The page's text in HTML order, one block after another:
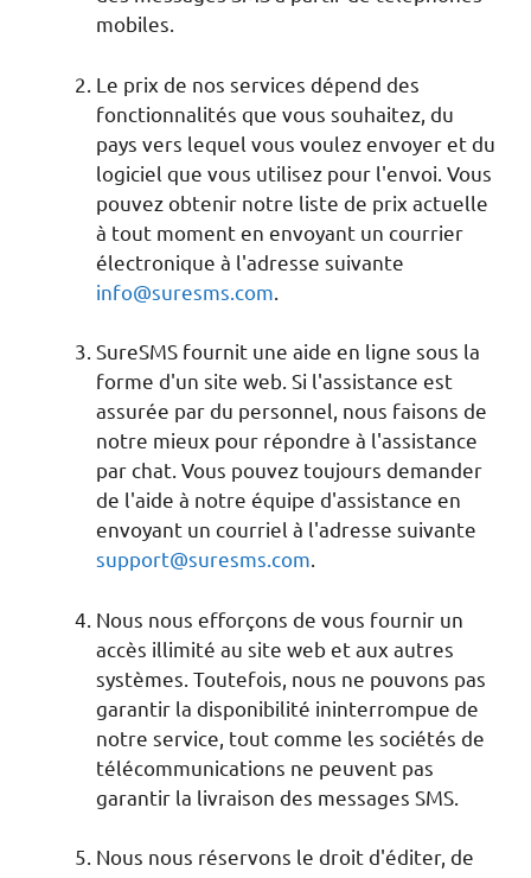
mobiles.
Le prix de nos services dépend des
fonctionnalités que vous souhaitez, du
pays vers lequel vous voulez envoyer et du
logiciel que vous utilisez pour l'envoi. Vous
pouvez obtenir notre liste de prix actuelle
à tout moment en envoyant un courrier
électronique à l'adresse suivante
info@suresms.com
SureSMS fournit une aide en ligne sous la
forme d'un site web. Si l'assistance est
assurée par du personnel, nous faisons de
notre mieux pour répondre à l'assistance
par chat. Vous pouvez toujours demander
de l'aide à notre équipe d'assistance en
envoyant un courriel à l'adresse suivante
support@suresms.com
Nous nous efforçons de vous fournir un
accès illimité au site web et aux autres
systèmes. Toutefois, nous ne pouvons pas
garantir la disponibilité ininterrompue de
notre service, tout comme les sociétés de
télécommunications ne peuvent pas
garantir la livraison des messages SMS.
Nous nous réservons le droit d'éditer, de